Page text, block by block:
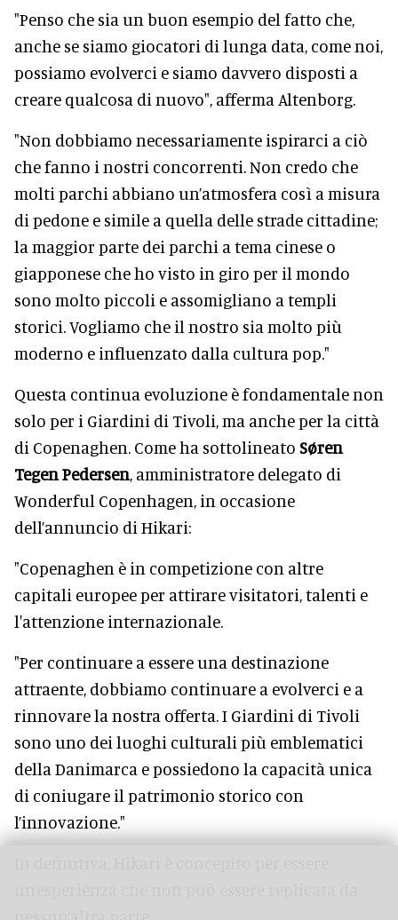
"Penso che sia un buon esempio del fatto che,
anche se siamo giocatori di lunga data, come noi,
possiamo evolverci e siamo davvero disposti a
creare qualcosa di nuovo", afferma Altenborg.
"Non dobbiamo necessariamente ispirarci a ciò
che fanno i nostri concorrenti. Non credo che
molti parchi abbiano un’atmosfera così a misura
di pedone e simile a quella delle strade cittadine;
la maggior parte dei parchi a tema cinese o
giapponese che ho visto in giro per il mondo
sono molto piccoli e assomigliano a templi
storici. Vogliamo che il nostro sia molto più
moderno e influenzato dalla cultura pop."
Questa continua evoluzione è fondamentale non
solo per i Giardini di Tivoli, ma anche per la città
di Copenaghen. Come ha sottolineato Søren
Tegen Pedersen, amministratore delegato di
Wonderful Copenhagen, in occasione
dell’annuncio di Hikari:
"Copenaghen è in competizione con altre
capitali europee per attirare visitatori, talenti e
l'attenzione internazionale.
"Per continuare a essere una destinazione
attraente, dobbiamo continuare a evolverci e a
rinnovare la nostra offerta. I Giardini di Tivoli
sono uno dei luoghi culturali più emblematici
della Danimarca e possiedono la capacità unica
di coniugare il patrimonio storico con
l’innovazione."